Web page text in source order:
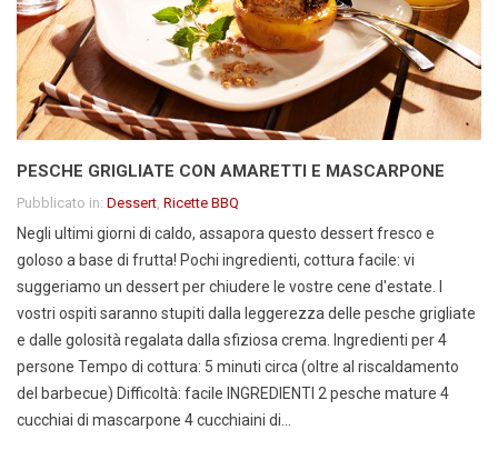
PESCHE GRIGLIATE CON AMARETTI E MASCARPONE
Pubblicato in: Dessert, Ricette BBQ
Negli ultimi giorni di caldo, assapora questo dessert fresco e
goloso a base di frutta! Pochi ingredienti, cottura facile: vi
suggeriamo un dessert per chiudere le vostre cene d'estate. I
vostri ospiti saranno stupiti dalla leggerezza delle pesche grigliate
e dalle golosità regalata dalla sfiziosa crema. Ingredienti per 4
persone Tempo di cottura: 5 minuti circa (oltre al riscaldamento
del barbecue) Difficoltà: facile INGREDIENTI 2 pesche mature 4
cucchiai di mascarpone 4 cucchiaini di...